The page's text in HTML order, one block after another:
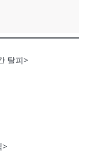
탈피>
>